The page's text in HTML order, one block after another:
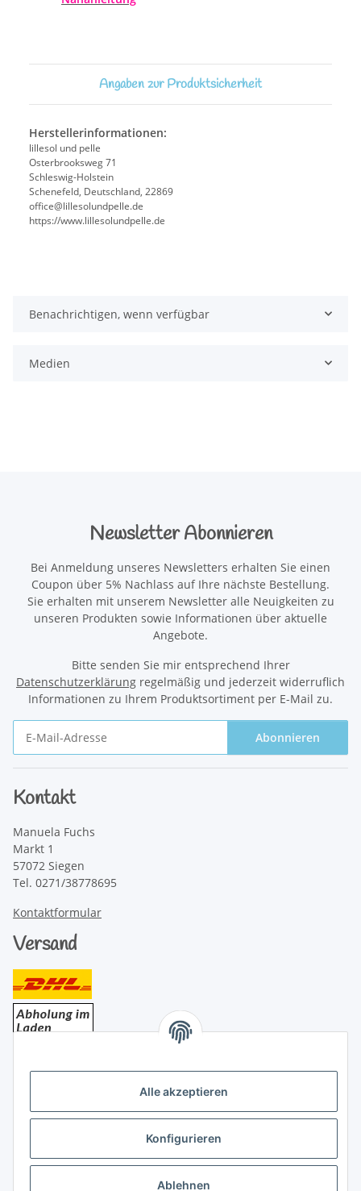
Alle akzeptieren
Konfigurieren
Ablehnen
Angaben zur Produktsicherheit
Herstellerinformationen:
lillesol und pelle
Osterbrooksweg 71
Schleswig-Holstein
Schenefeld, Deutschland, 22869
office@lillesolundpelle.de
https://www.lillesolundpelle.de
Benachrichtigen, wenn verfügbar
Medien
Newsletter Abonnieren
Bei Anmeldung unseres Newsletters erhalten Sie einen
Coupon über 5% Nachlass auf Ihre nächste Bestellung.
Sie erhalten mit unserem Newsletter alle Neuigkeiten zu
unseren Produkten sowie Informationen über aktuelle
Angebote.
Bitte senden Sie mir entsprechend Ihrer
Datenschutzerklärung regelmäßig und jederzeit widerruflich
Informationen zu Ihrem Produktsortiment per E-Mail zu.
Abonnieren
Kontakt
Manuela Fuchs
Markt 1
57072 Siegen
Tel. 0271/38778695
Kontaktformular
Versand